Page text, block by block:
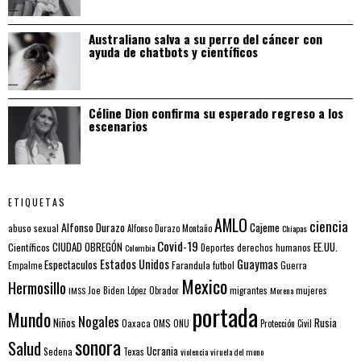
Australiano salva a su perro del cáncer con
ayuda de chatbots y científicos
Céline Dion confirma su esperado regreso a los
escenarios
ETIQUETAS
abuso sexual Alfonso DurazoAlfonso Durazo MontañoAMLO CajemeChiapas ciencia
Científicos CIUDAD OBREGÓNColombia Covid-19 Deportes derechos humanos EE.UU.
EmpalmeEspectaculos Estados UnidosFarandula futbol GuaymasGuerra
Hermosillo IMSS Joe Biden López Obrador Mexicomigrantes Morenamujeres
MundoNiños Nogales Oaxaca OMS ONU portada Protección Civil Rusia
Salud Sedena sonora Texas Ucraniaviolenciaviruela del mono